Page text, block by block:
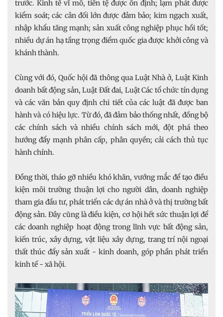
trước. Kinh tế vĩ mô, tiền tệ được ổn định; lạm phát được
kiểm soát; các cân đối lớn được đảm bảo; kim ngạch xuất,
nhập khẩu tăng mạnh; sản xuất công nghiệp phục hồi tốt;
nhiều dự án hạ tầng trọng điểm quốc gia được khởi công và
khánh thành.
Cùng với đó, Quốc hội đã thông qua Luật Nhà ở, Luật Kinh
doanh bất động sản, Luật Đất đai, Luật Các tổ chức tín dụng
và các văn bản quy định chi tiết của các luật đã được ban
hành và có hiệu lực. Từ đó, đã đảm bảo thống nhất, đồng bộ
các chính sách và nhiều chính sách mới, đột phá theo
hướng đẩy mạnh phân cấp, phân quyền; cải cách thủ tục
hành chính.
Đồng thời, tháo gỡ nhiều khó khăn, vướng mắc để tạo điều
kiện môi trường thuận lợi cho người dân, doanh nghiệp
tham gia đầu tư, phát triển các dự án nhà ở và thị trường bất
động sản. Đây cũng là điều kiện, cơ hội hết sức thuận lợi để
các doanh nghiệp hoạt động trong lĩnh vực bất động sản,
kiến trúc, xây dựng, vật liệu xây dựng, trang trí nội ngoại
thất thúc đẩy sản xuất - kinh doanh, góp phần phát triển
kinh tế - xã hội.